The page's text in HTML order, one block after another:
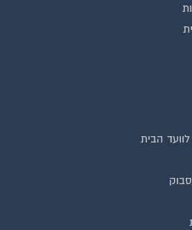
הבית